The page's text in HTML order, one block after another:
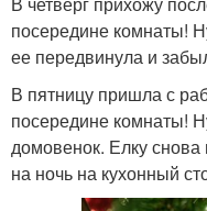
посередине комнаты!
ее передвинула и
В пятницу пришла с
посередине комнаты!
домовенок. Елку
на ночь на кухонный